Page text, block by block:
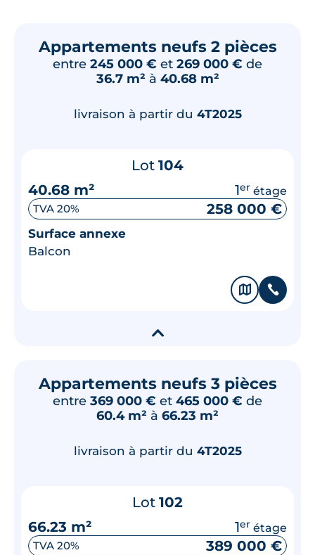
Appartements neufs 2 pièces
entre 245 000 € et 269 000 € de
36.7 m² à 40.68 m²
livraison à partir du 4T2025
Lot 104
40.68 m²
1er étage
TVA 20% 258 000 €
Surface annexe
Balcon
🗞 📞
▾
Appartements neufs 3 pièces
entre 369 000 € et 465 000 € de
60.4 m² à 66.23 m²
livraison à partir du 4T2025
Lot 102
66.23 m²
1er étage
TVA 20% 389 000 €